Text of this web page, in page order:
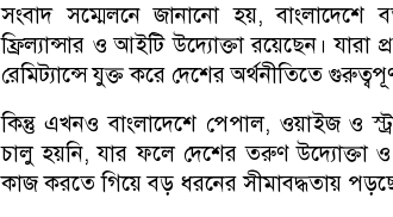
সংবাদ সম্মেলনে জানানো হয়, বাংলাদেশে
ফ্রিল্যান্সার ও আইটি উদ্যোক্তা রয়েছেন।
রেমিট্যান্সে যুক্ত করে দেশের অর্থনীতিতে
কিন্তু এখনও বাংলাদেশে পেপাল, ওয়াইজ ও
চালু হয়নি, যার ফলে দেশের তরুণ উদ্যোক্তা ও
কাজ করতে গিয়ে বড় ধরনের সীমাবদ্ধতায়